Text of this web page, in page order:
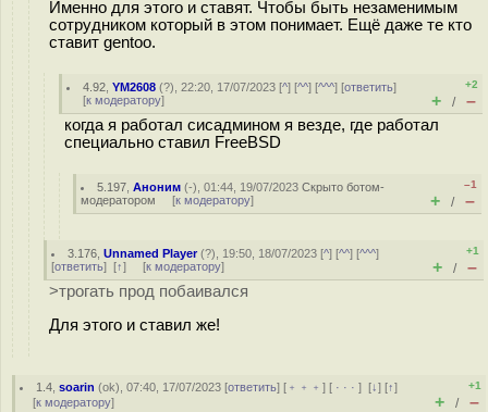
Именно для этого и ставят. Чтобы быть незаменимым
сотрудником который в этом понимает. Ещё даже те кто
ставит gentoo.
4.92 ,YM2608 (?), 22:20, 17/07/2023 [^] [^^] [^^^] [ответить]
[к модератору]
+2
+ / –
когда я работал сисадмином я везде, где работал
специально ставил FreeBSD
5.197 ,Аноним (-), 01:44, 19/07/2023Скрыто ботом-
модератором [к модератору]
–1
+ / –
3.176 ,Unnamed Player(?), 19:50, 18/07/2023 [^] [^^] [^^^]
[ответить] [↑] [к модератору]
+1
+ / –
>трогать прод побаивался
Для этого и ставил же!
1.4 ,soarin (ok), 07:40, 17/07/2023 [ответить] [ ﹢﹢﹢] [ · · ·][↓] [↑]
[к модератору]
+1
+ / –